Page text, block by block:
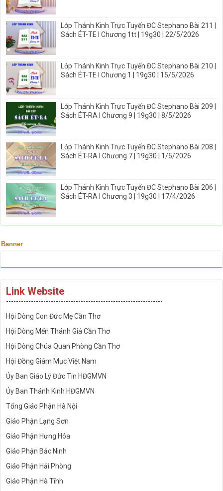
Lớp Thánh Kinh Trực Tuyến ĐC Stephano Bài 211 |
Sách ÉT-TE I Chương 1tt | 19g30 | 22/5/2026
Lớp Thánh Kinh Trực Tuyến ĐC Stephano Bài 210 |
Sách ÉT-TE I Chương 1 | 19g30 | 15/5/2026
Lớp Thánh Kinh Trực Tuyến ĐC Stephano Bài 209 |
Sách ÉT-RA I Chương 9 | 19g30 | 8/5/2026
Lớp Thánh Kinh Trực Tuyến ĐC Stephano Bài 208 |
Sách ÉT-RA I Chương 7 | 19g30 | 1/5/2026
Lớp Thánh Kinh Trực Tuyến ĐC Stephano Bài 206 |
Sách ÉT-RA I Chương 3 | 19g30 | 17/4/2026
Banner
Link Website
---------------------------------------------------------------
Hội Dòng Con Đức Mẹ Cần Thơ
Hội Dòng Mến Thánh Giá Cần Thơ
Hội Dòng Chúa Quan Phòng Cần Thơ
Hội Đồng Giám Mục Việt Nam
Ủy Ban Giáo Lý Đức Tin HĐGMVN
Ủy Ban Thánh Kinh HĐGMVN
Tổng Giáo Phận Hà Nội
Giáo Phận Lạng Sơn
Giáo Phận Hưng Hóa
Giáo Phận Bắc Ninh
Giáo Phận Hải Phòng
Giáo Phận Hà Tĩnh